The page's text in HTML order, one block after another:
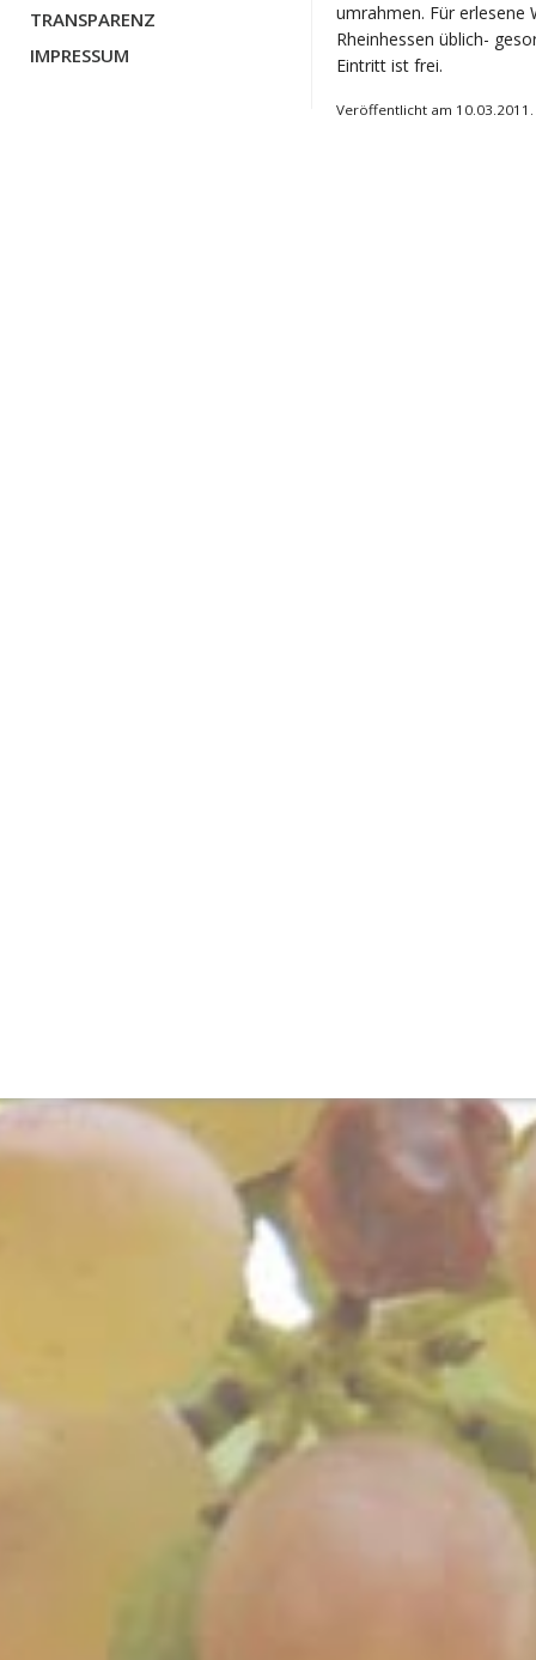
TRANSPARENZ
IMPRESSUM
umrahmen. Für erlesene
Rheinhessen üblich-
Eintritt ist frei.
Veröffentlicht am 10.03.2011.